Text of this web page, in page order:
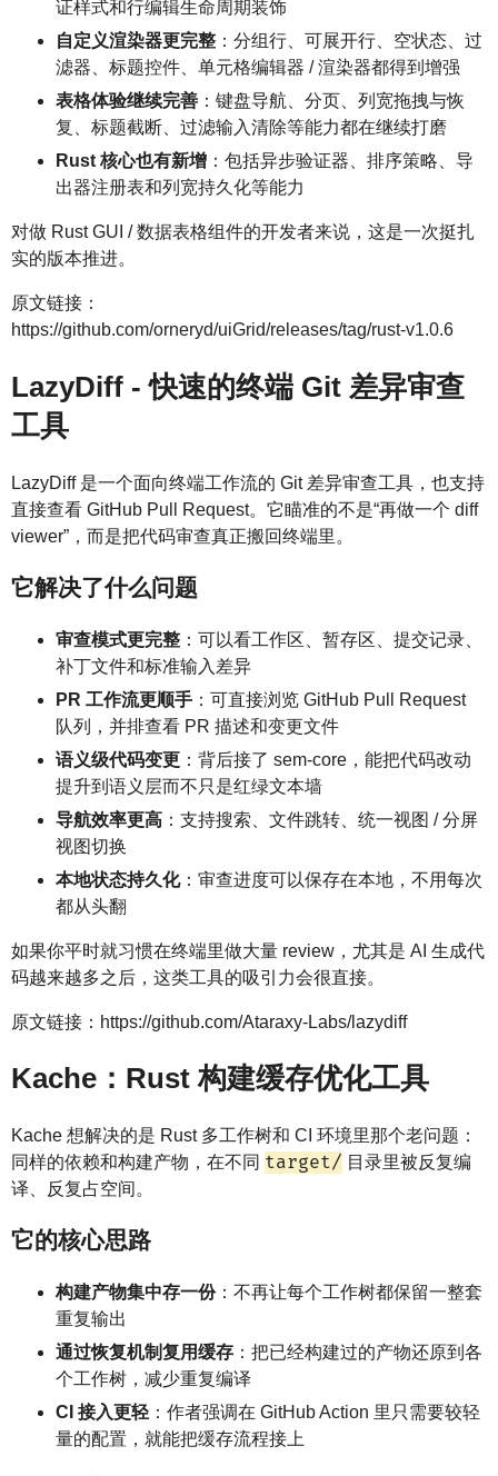
证样式和行编辑生命周期装饰
自定义渲染器更完整 ：分组行、可展开行、空状态、过
滤器、标题控件、单元格编辑器 / 渲染器都得到增强
表格体验继续完善 ：键盘导航、分页、列宽拖拽与恢
复、标题截断、过滤输入清除等能力都在继续打磨
Rust 核心也有新增 ：包括异步验证器、排序策略、导
出器注册表和列宽持久化等能力
对做 Rust GUI / 数据表格组件的开发者来说，这是一次挺扎
实的版本推进。
原文链接：
https://github.com/orneryd/uiGrid/releases/tag/rust-v1.0.6
LazyDiff - 快速的终端 Git 差异审查
工具
LazyDiff 是一个面向终端工作流的 Git 差异审查工具，也支持
直接查看 GitHub Pull Request。它瞄准的不是“再做一个 diff
viewer”，而是把代码审查真正搬回终端里。
它解决了什么问题
审查模式更完整 ：可以看工作区、暂存区、提交记录、
补丁文件和标准输入差异
PR 工作流更顺手 ：可直接浏览 GitHub Pull Request
队列，并排查看 PR 描述和变更文件
语义级代码变更 ：背后接了 sem-core，能把代码改动
提升到语义层而不只是红绿文本墙
导航效率更高 ：支持搜索、文件跳转、统一视图 / 分屏
视图切换
本地状态持久化：审查进度可以保存在本地，不用每次
都从头翻
如果你平时就习惯在终端里做大量 review，尤其是 AI 生成代
码越来越多之后，这类工具的吸引力会很直接。
原文链接：https://github.com/Ataraxy-Labs/lazydiff
Kache：Rust 构建缓存优化工具
Kache 想解决的是 Rust 多工作树和 CI 环境里那个老问题：
同样的依赖和构建产物，在不同 target/ 目录里被反复编
译、反复占空间。
它的核心思路
构建产物集中存一份：不再让每个工作树都保留一整套
重复输出
通过恢复机制复用缓存 ：把已经构建过的产物还原到各
个工作树，减少重复编译
CI 接入更轻 ：作者强调在 GitHub Action 里只需要较轻
量的配置，就能把缓存流程接上